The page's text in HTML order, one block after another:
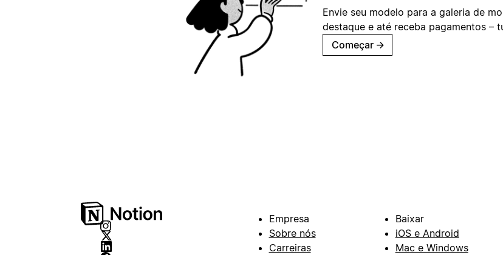
Envie seu modelo para a galeria de
destaque e até receba pagamentos –
Começar →
Empresa
Sobre nós
Carreiras
Baixar
iOS e Android
Mac e Windows